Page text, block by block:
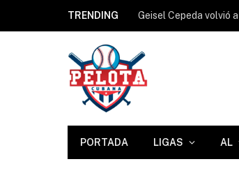
TRENDING
PORTADA LIGAS AL